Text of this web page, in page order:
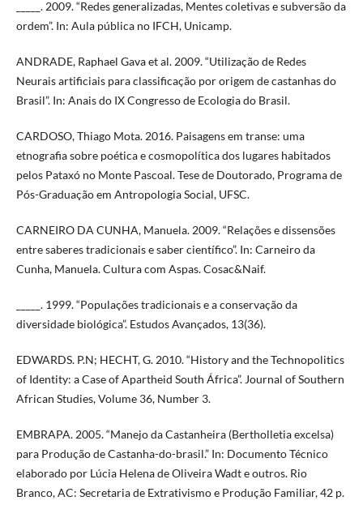
_____. 2009. “Redes generalizadas, Mentes coletivas e subversão da
ordem”. In: Aula pública no IFCH, Unicamp.
ANDRADE, Raphael Gava et al. 2009. “Utilização de Redes
Neurais artificiais para classificação por origem de castanhas do
Brasil”. In: Anais do IX Congresso de Ecologia do Brasil.
CARDOSO, Thiago Mota. 2016. Paisagens em transe: uma
etnografia sobre poética e cosmopolítica dos lugares habitados
pelos Pataxó no Monte Pascoal. Tese de Doutorado, Programa de
Pós-Graduação em Antropologia Social, UFSC.
CARNEIRO DA CUNHA, Manuela. 2009. “Relações e dissensões
entre saberes tradicionais e saber científico”. In: Carneiro da
Cunha, Manuela. Cultura com Aspas. Cosac&Naif.
_____. 1999. “Populações tradicionais e a conservação da
diversidade biológica”. Estudos Avançados, 13(36).
EDWARDS. P.N; HECHT, G. 2010. “History and the Technopolitics
of Identity: a Case of Apartheid South África”. Journal of Southern
African Studies, Volume 36, Number 3.
EMBRAPA. 2005. “Manejo da Castanheira (Bertholletia excelsa)
para Produção de Castanha-do-brasil.” In: Documento Técnico
elaborado por Lúcia Helena de Oliveira Wadt e outros. Rio
Branco, AC: Secretaria de Extrativismo e Produção Familiar, 42 p.